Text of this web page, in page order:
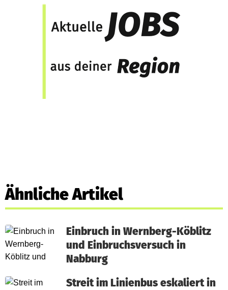
Ähnliche Artikel
Einbruch in Wernberg-Köblitz
und Einbruchsversuch in
Nabburg
Streit im Linienbus eskaliert in